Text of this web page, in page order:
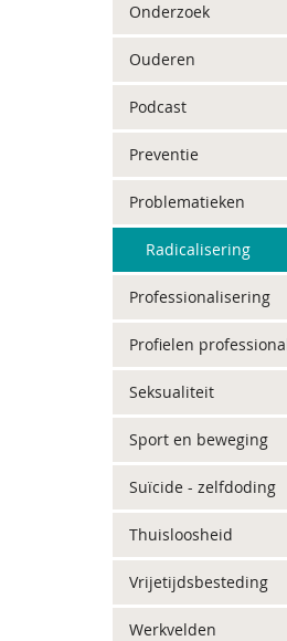
Onderzoek
Ouderen
Podcast
Preventie
Problematieken
Radicalisering
Professionalisering
Profielen
Seksualiteit
Sport en beweging
Suïcide - zelfdoding
Thuisloosheid
Vrijetijdsbesteding
Werkvelden